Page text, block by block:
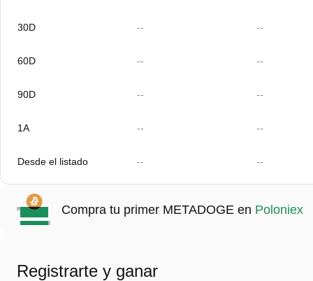
30D -- --
60D -- --
90D -- --
1A -- --
Desde el listado -- --
Compra tu primer METADOGE en Poloniex
Registrarte y ganar